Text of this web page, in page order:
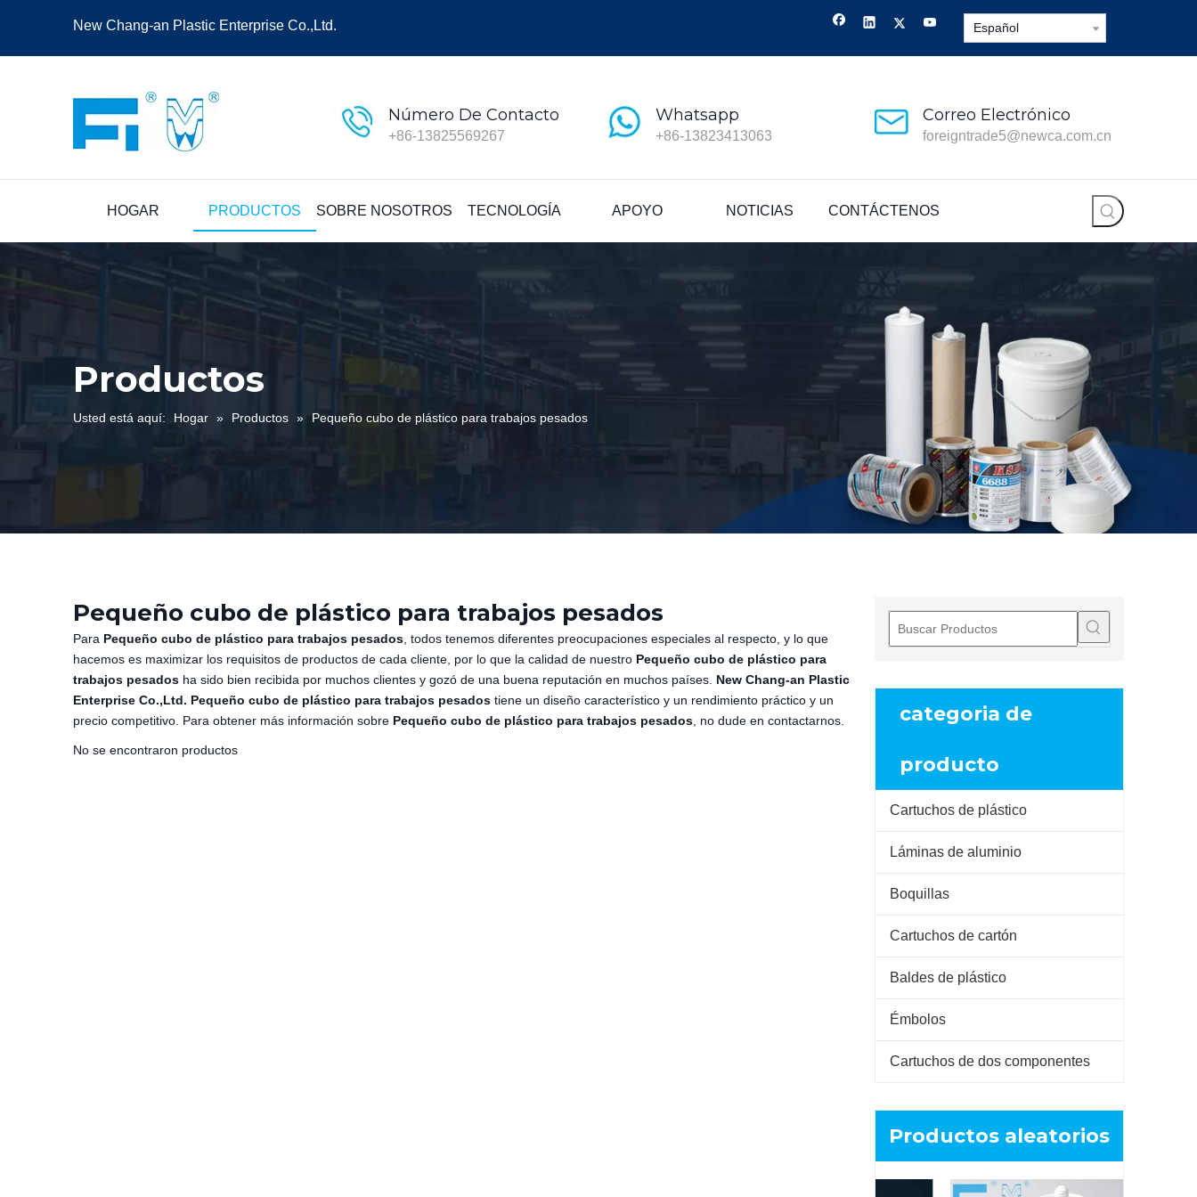
New Chang-an Plastic Enterprise Co.,Ltd. Español
Número De Contacto
+86-13825569267
Whatsapp
+86-13823413063
Correo Electrónico
foreigntrade5@newca.com.cn
HOGAR PRODUCTOS SOBRE NOSOTROS TECNOLOGÍA APOYO NOTICIAS CONTÁCTENOS
Productos
Usted está aquí: Hogar » Productos » Pequeño cubo de plástico para trabajos pesados
Pequeño cubo de plástico para trabajos pesados
Para Pequeño cubo de plástico para trabajos pesados , todos tenemos diferentes preocupaciones especiales al respecto, y lo que
hacemos es maximizar los requisitos de productos de cada cliente, por lo que la calidad de nuestro Pequeño cubo de plástico para
trabajos pesados ha sido bien recibida por muchos clientes y gozó de una buena reputación en muchos países. New Chang-an Plastic
Enterprise Co.,Ltd. Pequeño cubo de plástico para trabajos pesados tiene un diseño característico y un rendimiento práctico y un
precio competitivo. Para obtener más información sobre Pequeño cubo de plástico para trabajos pesados , no dude en contactarnos.
No se encontraron productos
categoria de
producto
Cartuchos de plástico
Láminas de aluminio
Boquillas
Cartuchos de cartón
Baldes de plástico
Émbolos
Cartuchos de dos componentes
Productos aleatorios